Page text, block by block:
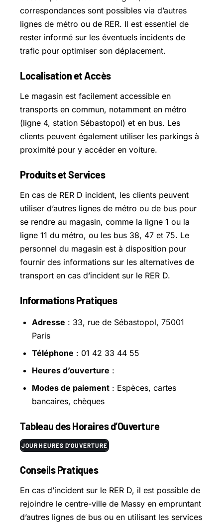
correspondances sont possibles via d’autres
lignes de métro ou de RER. Il est essentiel de
rester informé sur les éventuels incidents de
trafic pour optimiser son déplacement.
Localisation et Accès
Le magasin est facilement accessible en
transports en commun, notamment en métro
(ligne 4, station Sébastopol) et en bus. Les
clients peuvent également utiliser les parkings à
proximité pour y accéder en voiture.
Produits et Services
En cas de RER D incident, les clients peuvent
utiliser d’autres lignes de métro ou de bus pour
se rendre au magasin, comme la ligne 1 ou la
ligne 11 du métro, ou les bus 38, 47 et 75. Le
personnel du magasin est à disposition pour
fournir des informations sur les alternatives de
transport en cas d’incident sur le RER D.
Informations Pratiques
Adresse : 33, rue de Sébastopol, 75001
Paris
Téléphone : 01 42 33 44 55
Heures d’ouverture :
Modes de paiement : Espèces, cartes
bancaires, chèques
Tableau des Horaires d’Ouverture
JOUR HEURES D’OUVERTURE
Conseils Pratiques
En cas d’incident sur le RER D, il est possible de
rejoindre le centre-ville de Massy en empruntant
d’autres lignes de bus ou en utilisant les services